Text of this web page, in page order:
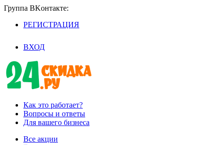
Группа BKoнтaктe:
РЕГИСТРАЦИЯ
ВХОД
Как это работает?
Вопросы и ответы
Для вашего бизнеса
Все акции